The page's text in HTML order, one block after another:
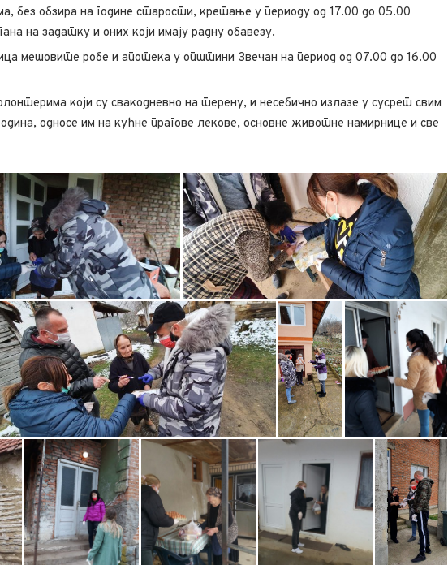
без обзира на године старости, кретање у периоду од 17.00 до 05.00
на задатку и оних који имају радну обавезу.
мешовите робе и апотека у општини Звечан на период од 07.00 до 16.00
који су свакодневно на терену, и несебично излазе у сусрет свим
односе им на кућне прагове лекове, основне животне намирнице и све